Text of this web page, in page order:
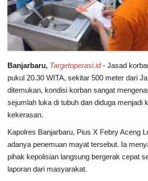
Banjarbaru, Targetoperasi.id- Jasad
pukul 20.30 WITA, sekitar 500 meter dari
ditemukan, kondisi korban sangat
sejumlah luka di tubuh dan diduga menjadi
kekerasan.
Kapolres Banjarbaru, Pius X Febry Aceng
adanya penemuan mayat tersebut. Ia
pihak kepolisian langsung bergerak cepat
laporan dari masyarakat.